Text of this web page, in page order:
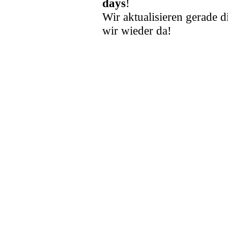
days!
Wir aktualisieren gerade
wir wieder da!